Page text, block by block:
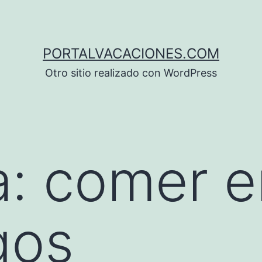
PORTALVACACIONES.COM
Otro sitio realizado con WordPress
comer